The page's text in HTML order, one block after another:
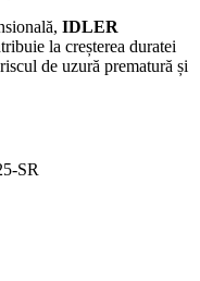
IDLER
la creșterea duratei
de uzură prematură și